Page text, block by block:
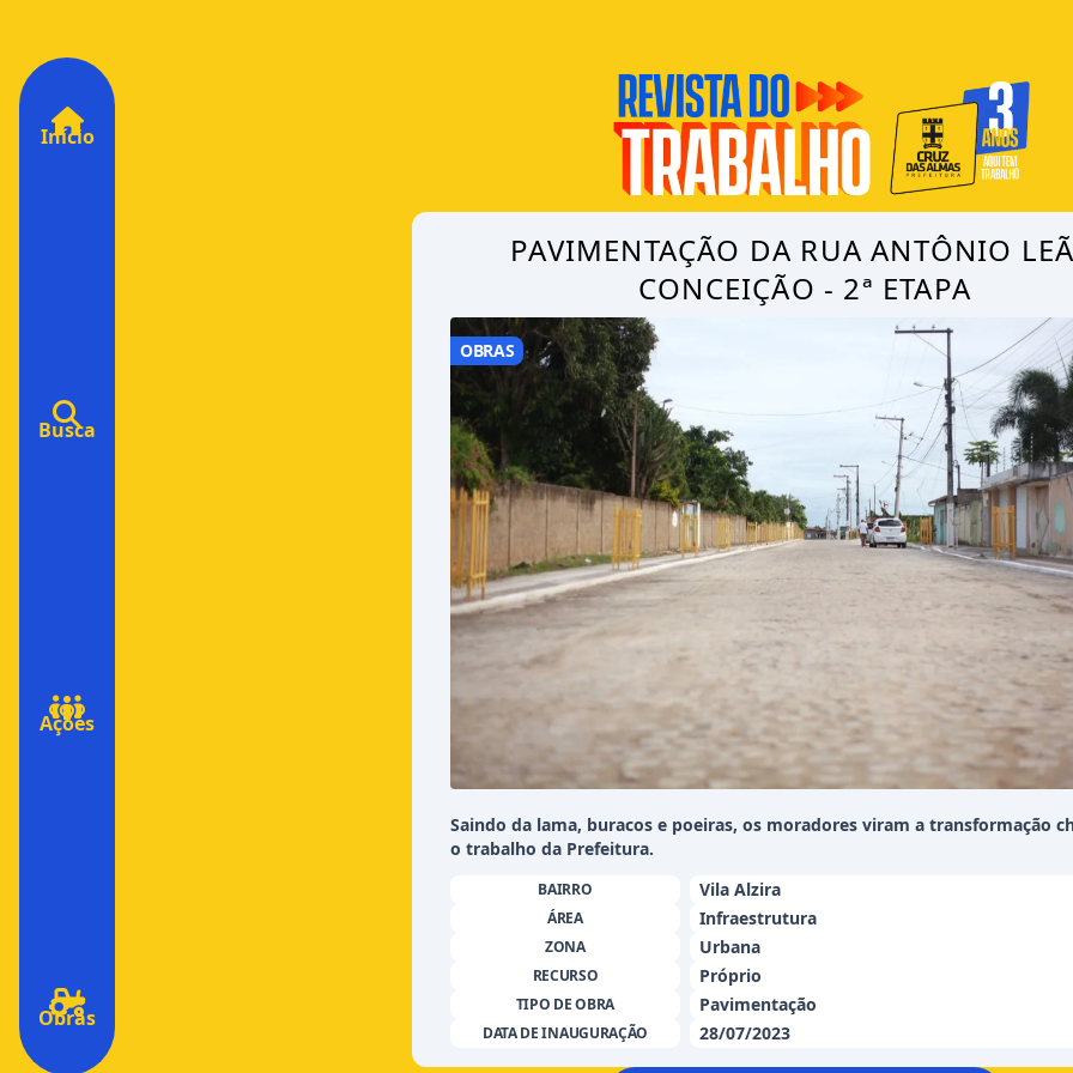
PAVIMENTAÇÃO DA RUA ANTÔNIO
CONCEIÇÃO - 2ª ETAPA
OBRAS
Saindo da lama, buracos e poeiras, os moradores viram a transformação
o trabalho da Prefeitura.
BAIRRO Vila Alzira
ÁREA Infraestrutura
ZONA Urbana
RECURSO Próprio
TIPO DE OBRA Pavimentação
DATA DE INAUGURAÇÃO 28/07/2023
Início
Busca
Ações
Obras